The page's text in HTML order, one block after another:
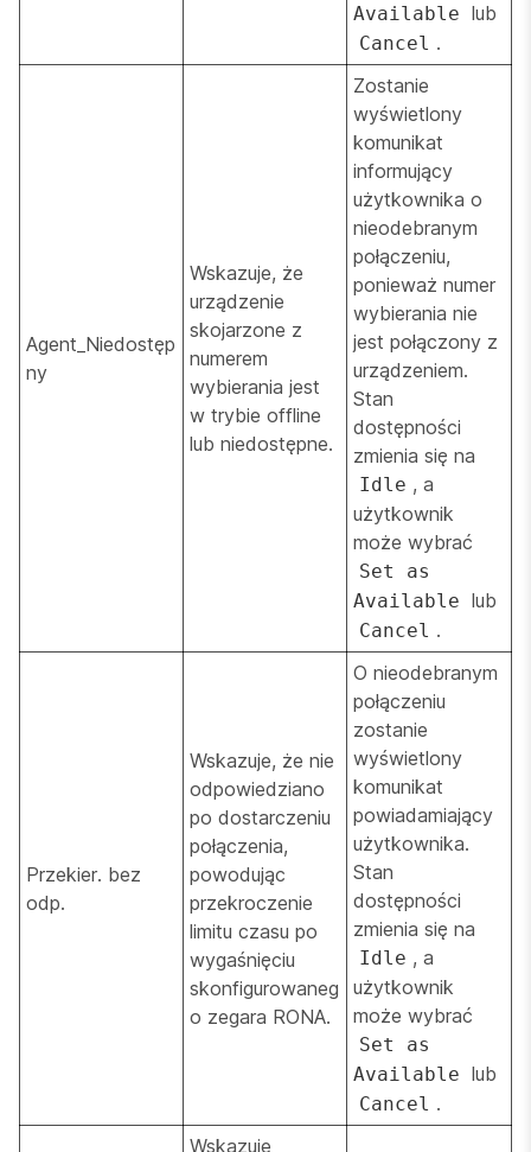
Available lub
Cancel .
Agent_Niedostęp
ny
Wskazuje, że
urządzenie
skojarzone z
numerem
wybierania jest
w trybie offline
lub niedostępne.
Zostanie
wyświetlony
komunikat
informujący
użytkownika o
nieodebranym
połączeniu,
ponieważ numer
wybierania nie
jest połączony z
urządzeniem.
Stan
dostępności
zmienia się na
Idle , a
użytkownik
może wybrać
Set as
Available lub
Cancel .
Przekier. bez
odp.
Wskazuje, że nie
odpowiedziano
po dostarczeniu
połączenia,
powodując
przekroczenie
limitu czasu po
wygaśnięciu
skonfigurowaneg
o zegara RONA.
O nieodebranym
połączeniu
zostanie
wyświetlony
komunikat
powiadamiający
użytkownika.
Stan
dostępności
zmienia się na
Idle , a
użytkownik
może wybrać
Set as
Available lub
Cancel .
Wskazuje